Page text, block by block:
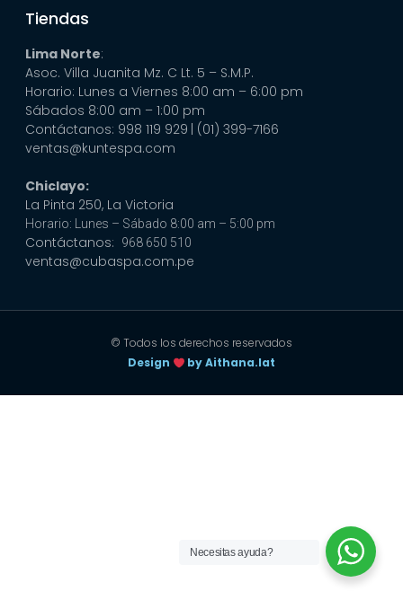
Tiendas
Lima Norte:
Asoc. Villa Juanita Mz. C Lt. 5 – S.M.P.
Horario: Lunes a Viernes 8:00 am – 6:00 pm
Sábados 8:00 am – 1:00 pm
Contáctanos: 998 119 929 | (01) 399-7166
ventas@kuntespa.com
Chiclayo:
La Pinta 250, La Victoria
Horario: Lunes – Sábado 8:00 am – 5:00 pm
Contáctanos: 968 650 510
ventas@cubaspa.com.pe
© Todos los derechos reservados
Design
by Aithana.lat
Necesitas ayuda?